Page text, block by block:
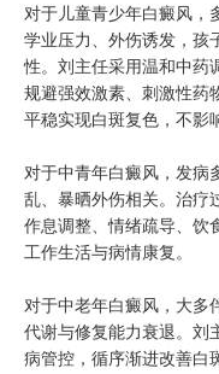
对于儿童青少年白癜风，
学业压力、外伤诱发，孩
性。刘主任采用温和中药
规避强效激素、刺激性药
平稳实现白斑复色，不影
对于中青年白癜风，发病
乱、暴晒外伤相关。治疗
作息调整、情绪疏导、饮
工作生活与病情康复。
对于中老年白癜风，大多
代谢与修复能力衰退。刘
病管控，循序渐进改善白